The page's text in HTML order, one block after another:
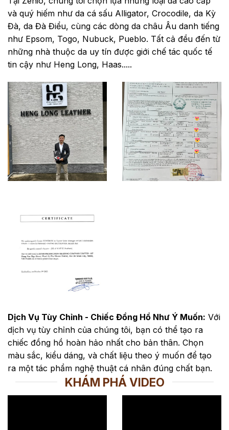
và quý hiếm như da cá sấu Alligator, Crocodile, da Kỳ
Đà, da Đà Điểu, cùng các dòng da châu Âu danh tiếng
như Epsom, Togo, Nubuck, Pueblo. Tất cả đều đến từ
những nhà thuộc da uy tín được giới chế tác quốc tế
tin cậy như Heng Long, Haas.....
Dịch Vụ Tùy Chỉnh - Chiếc Đồng Hồ Như Ý Muốn: Với
dịch vụ tùy chỉnh của chúng tôi, bạn có thể tạo ra
chiếc đồng hồ hoàn hảo nhất cho bản thân. Chọn
màu sắc, kiểu dáng, và chất liệu theo ý muốn để tạo
ra một tác phẩm nghệ thuật cá nhân đúng chất bạn.
KHÁM PHÁ VIDEO